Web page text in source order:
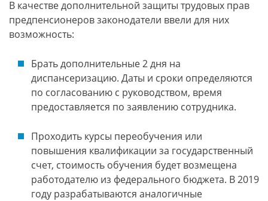
В качестве дополнительной защиты трудовых прав
предпенсионеров законодатели ввели для них
возможность:
Брать дополнительные 2 дня на
диспансеризацию. Даты и сроки определяются
по согласованию с руководством, время
предоставляется по заявлению сотрудника.
Проходить курсы переобучения или
повышения квалификации за государственный
счет, стоимость обучения будет возмещена
работодателю из федерального бюджета. В 2019
году разрабатываются аналогичные